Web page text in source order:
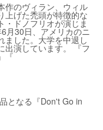
作のヴィラン、ウィル
上げた禿頭が特徴的な
・ドノフリオが演じま
月30日、アメリカのニ
ました。大学を中退し
出演しています。 『フ
『
となる『Don't Go in